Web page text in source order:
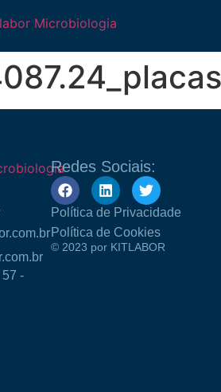
-
Redes Sociais:
Política de Privacidade
Política de Cookies
© 2023 por KITLABOR